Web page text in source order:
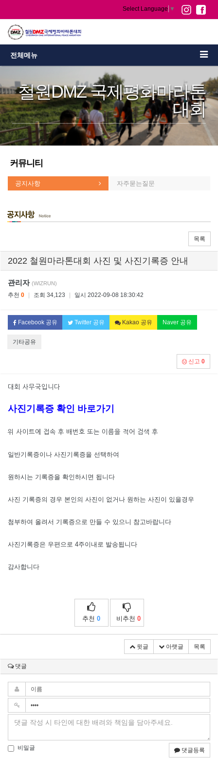
Select Language ▼
전체메뉴
철원DMZ 국제평화마라톤
대회
커뮤니티
공지사항 자주묻는질문
목록
2022 철원마라톤대회 사진 및 사진기록증 안내
관리자 (WIZRUN)
추천 0 조회 34,123 일시 2022-09-08 18:30:42
Facebook 공유 Twitter 공유 Kakao 공유 Naver 공유
기타공유
신고 0
대회 사무국입니다
사진기록증 확인 바로가기
위 사이트에 접속 후 배번호 또는 이름을 적어 검색 후
일반기록증이나 사진기록증을 선택하여
원하시는 기록증을 확인하시면 됩니다
사진 기록증의 경우 본인의 사진이 없거나 원하는 사진이 있을경우
첨부하여 올려서 기록증으로 만들 수 있으니 참고바랍니다
사진기록증은 우편으로 4주이내로 발송됩니다
감사합니다
추천 0 비추천 0
윗글 아랫글 목록
댓글
비밀글 댓글등록